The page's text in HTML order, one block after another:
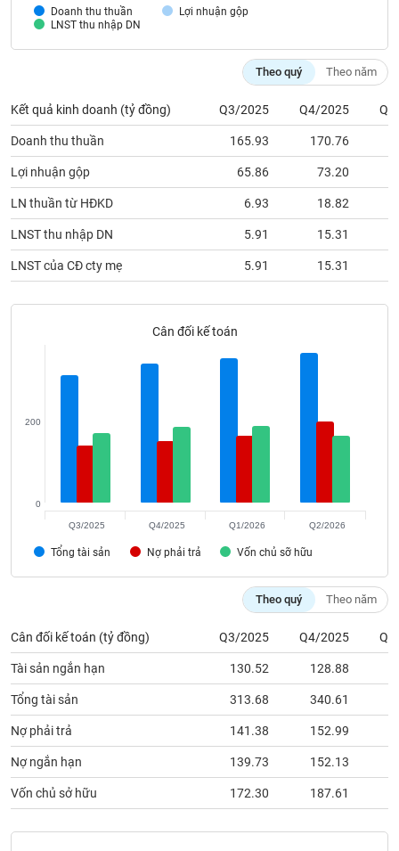
Doanh thu thuần
Lợi nhuận gộp
LNST thu nhập DN
Theo quý Theo năm
Kết quả kinh doanh (tỷ đồng) Q3/2025 Q4/2025
Doanh thu thuần 165.93 170.76
Lợi nhuận gộp 65.86 73.20
LN thuần từ HĐKD 6.93 18.82
LNST thu nhập DN 5.91 15.31
LNST của CĐ cty mẹ 5.91 15.31
Cân đối kế toán
Tổng tài sản Nợ phải trả Vốn chủ sỡ hữu
0
200
Q3/2025 Q4/2025 Q1/2026 Q2/2026
Theo quý Theo năm
Cân đối kế toán (tỷ đồng) Q3/2025 Q4/2025
Tài sản ngắn hạn 130.52 128.88
Tổng tài sản 313.68 340.61
Nợ phải trả 141.38 152.99
Nợ ngắn hạn 139.73 152.13
Vốn chủ sở hữu 172.30 187.61
phân
tích
ngữ
(-)
Dịch
vụ
(-)
Đào
tạo
thông
tài
Dữ
tài